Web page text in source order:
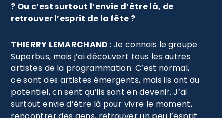
? Ou c’est surtout l’envie d’être là, de
retrouver l’esprit de la fête ?
THIERRY LEMARCHAND :Je connais le groupe
Superbus, mais j’ai découvert tous les autres
artistes de la programmation. C’est normal,
ce sont des artistes émergents, mais ils ont du
potentiel, on sent qu’ils sont en devenir. J’ai
surtout envie d’être là pour vivre le moment,
rencontrer des gens, retrouver un peu l’esprit